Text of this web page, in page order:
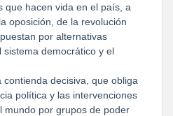
que hacen vida en el país, a
oposición, de la revolución
por alternativas
democrático y el
decisiva, que obliga
política y las intervenciones
mundo por grupos de poder